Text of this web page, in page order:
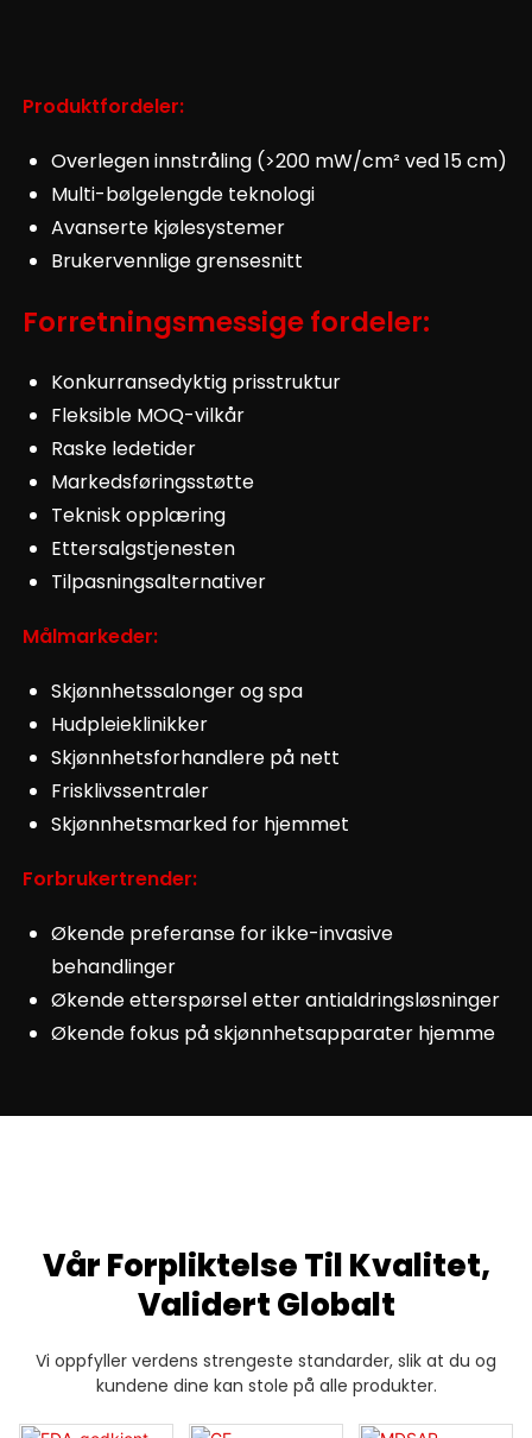
Produktfordeler:
Overlegen innstråling (>200 mW/cm² ved 15 cm)
Multi-bølgelengde teknologi
Avanserte kjølesystemer
Brukervennlige grensesnitt
Forretningsmessige fordeler:
Konkurransedyktig prisstruktur
Fleksible MOQ-vilkår
Raske ledetider
Markedsføringsstøtte
Teknisk opplæring
Ettersalgstjenesten
Tilpasningsalternativer
Målmarkeder:
Skjønnhetssalonger og spa
Hudpleieklinikker
Skjønnhetsforhandlere på nett
Frisklivssentraler
Skjønnhetsmarked for hjemmet
Forbrukertrender:
Økende preferanse for ikke-invasive
behandlinger
Økende etterspørsel etter antialdringsløsninger
Økende fokus på skjønnhetsapparater hjemme
Vår Forpliktelse Til Kvalitet,
Validert Globalt
Vi oppfyller verdens strengeste standarder, slik at du og
kundene dine kan stole på alle produkter.